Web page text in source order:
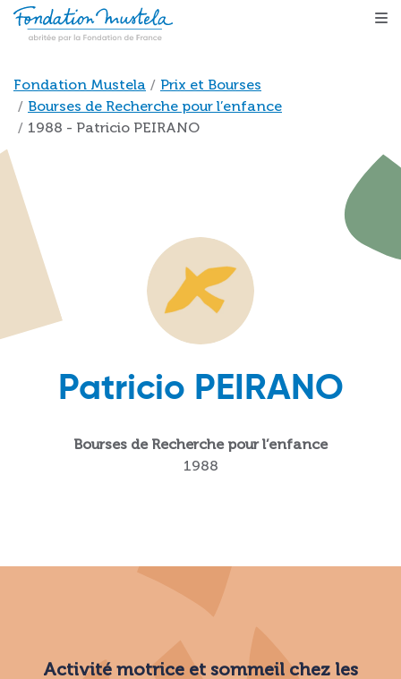
Aller au contenu principal
Fil d'Ariane
Fondation Mustela
Prix et Bourses
Bourses de Recherche pour l’enfance
1988 - Patricio PEIRANO
Patricio PEIRANO
Bourses de Recherche pour l’enfance
1988
Activité motrice et sommeil chez les